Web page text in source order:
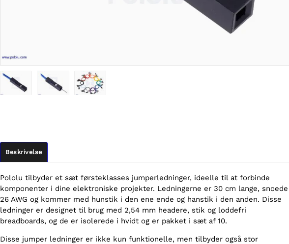
Beskrivelse
Pololu tilbyder et sæt førsteklasses jumperledninger, ideelle til at forbinde
komponenter i dine elektroniske projekter. Ledningerne er 30 cm lange, snoede
26 AWG og kommer med hunstik i den ene ende og hanstik i den anden. Disse
ledninger er designet til brug med 2,54 mm headere, stik og loddefri
breadboards, og de er isolerede i hvidt og er pakket i sæt af 10.
Disse jumper ledninger er ikke kun funktionelle, men tilbyder også stor